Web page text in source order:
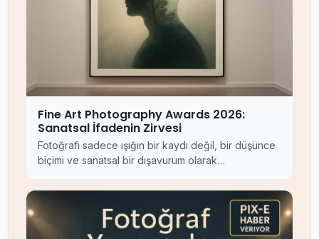
Fine Art Photography Awards 2026:
Sanatsal İfadenin Zirvesi
Fotoğrafı sadece ışığın bir kaydı değil, bir düşünce
biçimi ve sanatsal bir dışavurum olarak…